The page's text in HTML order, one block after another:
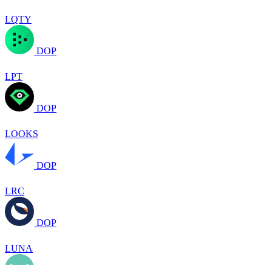
LQTY
DOP
LPT
DOP
LOOKS
DOP
LRC
DOP
LUNA